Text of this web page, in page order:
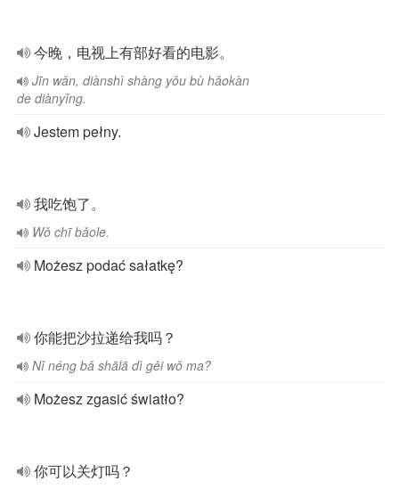
今晚，电视上有部好看的电影。
Jīn wǎn, diànshì shàng yǒu bù hǎokàn
de diànyǐng.
Jestem pełny.
我吃饱了。
Wǒ chī bǎole.
Możesz podać sałatkę?
你能把沙拉递给我吗？
Nǐ néng bǎ shālā dì gěi wǒ ma?
Możesz zgasić światło?
你可以关灯吗？